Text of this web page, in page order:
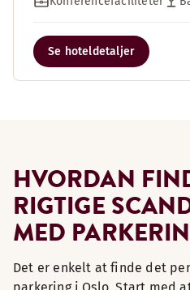
Se hoteldetaljer
HVORDAN
RIGTIGE
MED
Det er enkelt at finde det